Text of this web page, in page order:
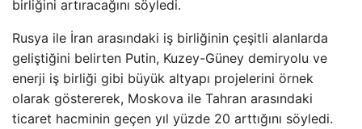
birliğini artıracağını söyledi.
Rusya ile İran arasındaki iş birliğinin çeşitli alanlarda
geliştiğini belirten Putin, Kuzey-Güney demiryolu ve
enerji iş birliği gibi büyük altyapı projelerini örnek
olarak göstererek, Moskova ile Tahran arasındaki
ticaret hacminin geçen yıl yüzde 20 arttığını söyledi.